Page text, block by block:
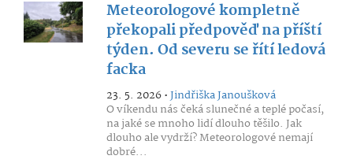
Meteorologové kompletně
překopali předpověď na příští
týden. Od severu se řítí ledová
facka
23. 5. 2026 •Jindřiška Janoušková
O víkendu nás čeká slunečné a teplé počasí,
na jaké se mnoho lidí dlouho těšilo. Jak
dlouho ale vydrží? Meteorologové nemají
dobré...